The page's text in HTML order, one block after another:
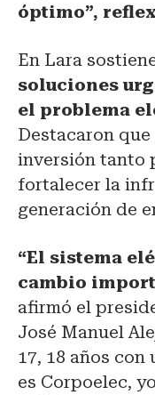
óptimo”,
En Lara
soluciones
el problema
Destacaron
inversión tanto
fortalecer la
generación de
“El sistema
cambio
afirmó el
José Manuel
17, 18 años
es Corpoelec,